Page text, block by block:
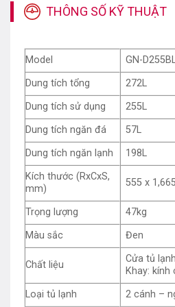
THÔNG SỐ KỸ THUẬT
Model
GN-
Dung tích tổng
272L
Dung tích sử dụng
255L
Dung tích ngăn đá
57L
Dung tích ngăn lạnh
198L
Kích thước (RxCxS,
mm)
555 x
Trọng lượng
47kg
Màu sắc
Đen
Chất liệu
Cửa tủ
Khay:
Loại tủ lạnh
2 cánh –